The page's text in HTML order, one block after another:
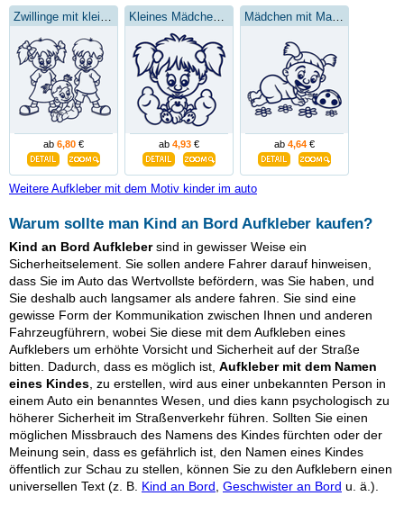
ab 6,80 € ab 4,93 € ab 4,64 €
Weitere Aufkleber mit dem Motiv kinder im auto
Warum sollte man Kind an Bord Aufkleber kaufen?
Kind an Bord Aufklebersind in gewisser Weise ein
Sicherheitselement. Sie sollen andere Fahrer darauf hinweisen,
dass Sie im Auto das Wertvollste befördern, was Sie haben, und
Sie deshalb auch langsamer als andere fahren. Sie sind eine
gewisse Form der Kommunikation zwischen Ihnen und anderen
Fahrzeugführern, wobei Sie diese mit dem Aufkleben eines
Aufklebers um erhöhte Vorsicht und Sicherheit auf der Straße
bitten. Dadurch, dass es möglich ist, Aufkleber mit dem Namen
eines Kindes , zu erstellen, wird aus einer unbekannten Person in
einem Auto ein benanntes Wesen, und dies kann psychologisch zu
höherer Sicherheit im Straßenverkehr führen. Sollten Sie einen
möglichen Missbrauch des Namens des Kindes fürchten oder der
Meinung sein, dass es gefährlich ist, den Namen eines Kindes
öffentlich zur Schau zu stellen, können Sie zu den Aufklebern einen
universellen Text (z. B. Kind an Bord Geschwister an Bord u. ä.).